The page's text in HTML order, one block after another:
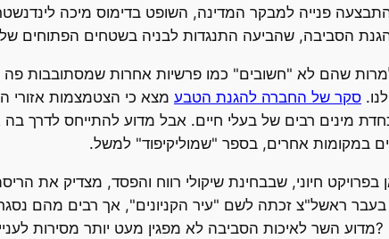
"התבצעה פנייה למבקר המדינה, השופט בדימוס מיכה
הסביבה, שהביעה התנגדות לבניה בשטחים הפתוחים
שהם לא "חשובים" כמו פרשיות אחרות שמסתובבות פה
סקר של החברה להגנת הטבע מצא כי הצטמצמות אזורי
מינים רבים של בעלי חיים. אבל מדוע להתייחס לדרך
במקומות אחרים, בספר "שמוליקיפוד" למשל.
חיוני, שבבחינת שיקולי רווח והפסד, מצדיק את
בעבר ראשל"צ זכתה לשם "עיר הקניונים", אך רבים מהם
השר לאיכות הסביבה לא מפגין מעט יותר מסירות